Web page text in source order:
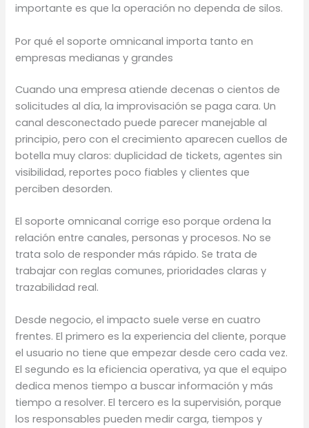
importante es que la operación no dependa de silos.
Por qué el soporte omnicanal importa tanto en
empresas medianas y grandes
Cuando una empresa atiende decenas o cientos de
solicitudes al día, la improvisación se paga cara. Un
canal desconectado puede parecer manejable al
principio, pero con el crecimiento aparecen cuellos de
botella muy claros: duplicidad de tickets, agentes sin
visibilidad, reportes poco fiables y clientes que
perciben desorden.
El soporte omnicanal corrige eso porque ordena la
relación entre canales, personas y procesos. No se
trata solo de responder más rápido. Se trata de
trabajar con reglas comunes, prioridades claras y
trazabilidad real.
Desde negocio, el impacto suele verse en cuatro
frentes. El primero es la experiencia del cliente, porque
el usuario no tiene que empezar desde cero cada vez.
El segundo es la eficiencia operativa, ya que el equipo
dedica menos tiempo a buscar información y más
tiempo a resolver. El tercero es la supervisión, porque
los responsables pueden medir carga, tiempos y